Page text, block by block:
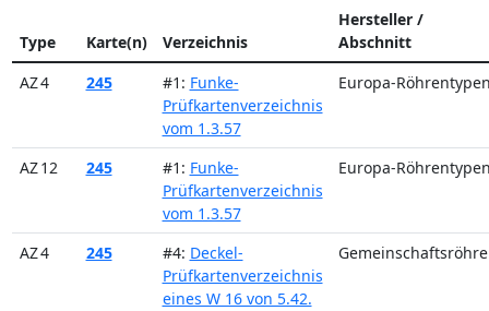
Type Karte(n) Verzeichnis
Hersteller /
Abschnitt
AZ 4
245 #1: Funke-
Prüfkartenverzeichnis
vom 1.3.57
Europa-
AZ 12 245 #1: Funke-
Prüfkartenverzeichnis
vom 1.3.57
Europa-
AZ 4 245 #4: Deckel-
Prüfkartenverzeichnis
eines W 16 von 5.42.